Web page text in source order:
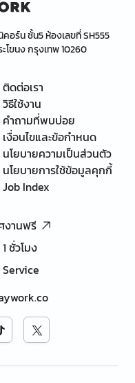
คอร์น ชั้น5 ห้องเลขที่ SH555
ขนง กรุงเทพ 10260
ติดต่อเรา
วิธีใช้งาน
คำถามที่พบบ่อย
เงื่อนไขและข้อกำหนด
นโยบายความเป็นส่วนตัว
นโยบายการใช้ข้อมูลคุกกี้
Job Index
งานฟรี
ชั่วโมง